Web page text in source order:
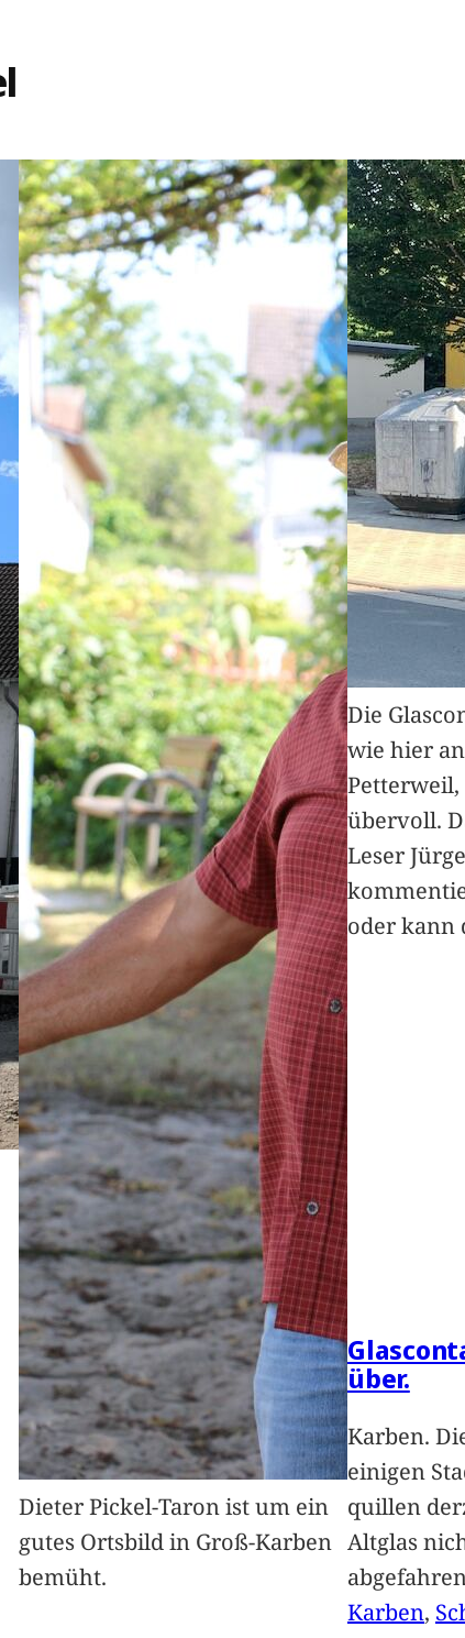
Dieter Pickel-Taron ist um ein
gutes Ortsbild in Groß-Karben
bemüht.
Die
wie hier
übervoll.
Leser
oder kann
über.
Karben.
einigen
quillen
Altglas
Karben,